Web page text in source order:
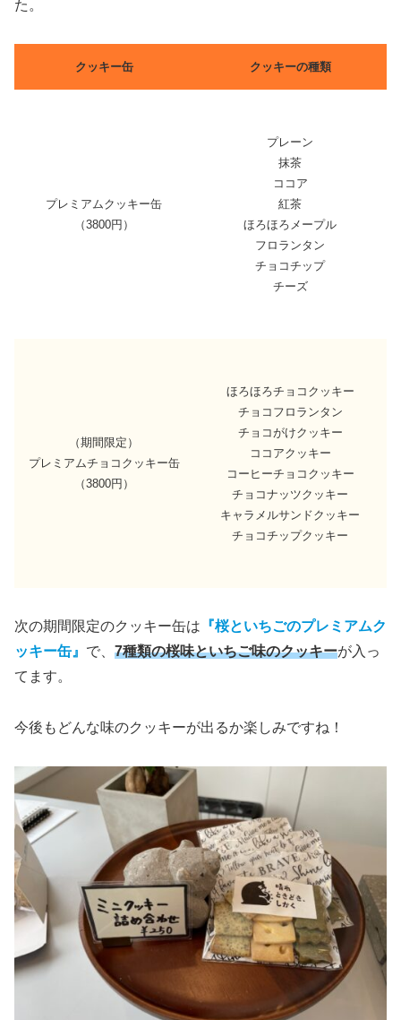
た。
クッキー缶 クッキーの種類
プレミアムクッキー缶
（3800円）
プレーン
抹茶
ココア
紅茶
ほろほろメープル
フロランタン
チョコチップ
チーズ
（期間限定）
プレミアムチョコクッキー缶
（3800円）
ほろほろチョコクッキー
チョコフロランタン
チョコがけクッキー
ココアクッキー
コーヒーチョコクッキー
チョコナッツクッキー
キャラメルサンドクッキー
チョコチップクッキー
次の期間限定のクッキー缶は 『桜といちごのプレミアムク
ッキー缶』 で、 7種類の桜味といちご味のクッキーが入っ
てます。
今後もどんな味のクッキーが出るか楽しみですね！